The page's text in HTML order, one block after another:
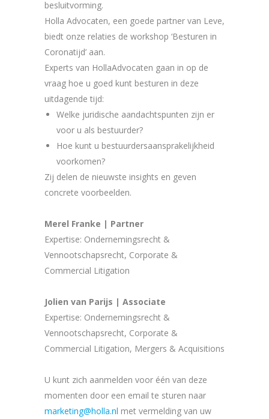
besluitvorming.
Holla Advocaten, een goede partner van Leve,
biedt onze relaties de workshop ‘Besturen in
Coronatijd’ aan.
Experts van HollaAdvocaten gaan in op de
vraag hoe u goed kunt besturen in deze
uitdagende tijd:
Welke juridische aandachtspunten zijn er
voor u als bestuurder?
Hoe kunt u bestuurdersaansprakelijkheid
voorkomen?
Zij delen de nieuwste insights en geven
concrete voorbeelden.
Merel Franke | Partner
Expertise: Ondernemingsrecht &
Vennootschapsrecht, Corporate &
Commercial Litigation
Jolien van Parijs | Associate
Expertise: Ondernemingsrecht &
Vennootschapsrecht, Corporate &
Commercial Litigation, Mergers & Acquisitions
U kunt zich aanmelden voor één van deze
momenten door een email te sturen naar
marketing@holla.nl met vermelding van uw